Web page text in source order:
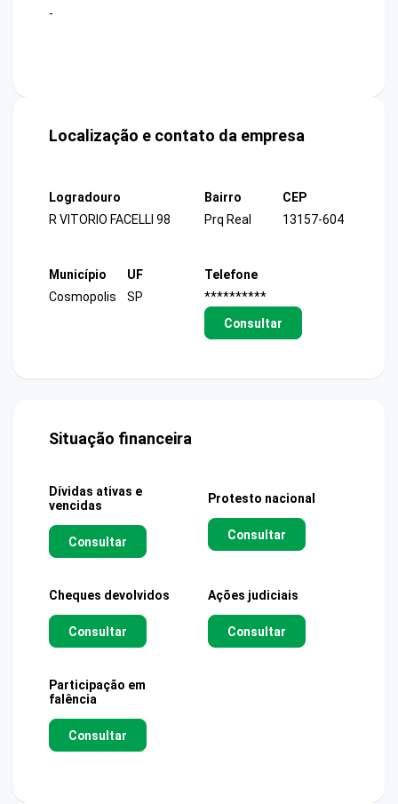
-
Localização e contato da empresa
Logradouro
R VITORIO FACELLI 98
Bairro
Prq Real
CEP
13157-604
Município
Cosmopolis
UF
SP
Telefone
**********
Consultar
Situação financeira
Dívidas ativas e
vencidas
Consultar
Protesto nacional
Consultar
Cheques devolvidos
Consultar
Ações judiciais
Consultar
Participação em
falência
Consultar